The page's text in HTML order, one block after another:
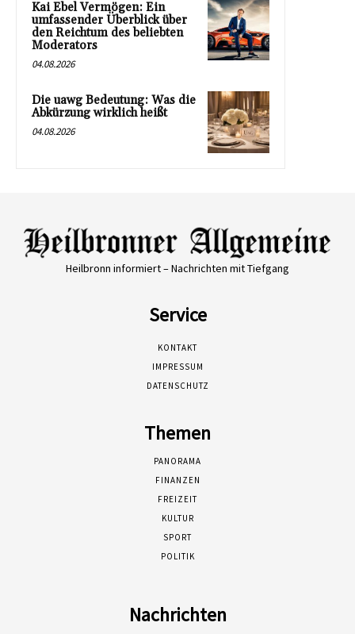
Kai Ebel Vermögen: Ein
umfassender Überblick über
den Reichtum des beliebten
Moderators
04.08.2026
Die uawg Bedeutung: Was die
Abkürzung wirklich heißt
04.08.2026
Heilbronn informiert – Nachrichten mit Tiefgang
Service
KONTAKT
IMPRESSUM
DATENSCHUTZ
Themen
PANORAMA
FINANZEN
FREIZEIT
KULTUR
SPORT
POLITIK
Nachrichten